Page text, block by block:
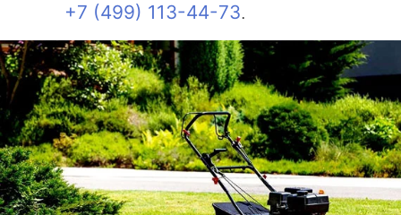
метро Смоленская
метро Черкизовская
метро Таганская
метро Тургеневская
метро Тимирязевская
+7 (499) 113-44-73.